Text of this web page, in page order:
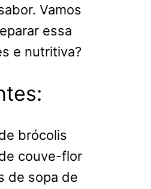
Vamos
essa
e nutritiva?
brócolis
couve-flor
de sopa de